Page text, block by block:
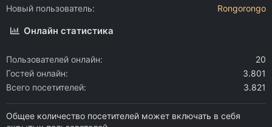
Новый пользователь
Rongorongo
Онлайн статистика
Пользователей онлайн
20
Гостей онлайн
3.801
Всего посетителей
3.821
Общее количество посетителей может включать в себя